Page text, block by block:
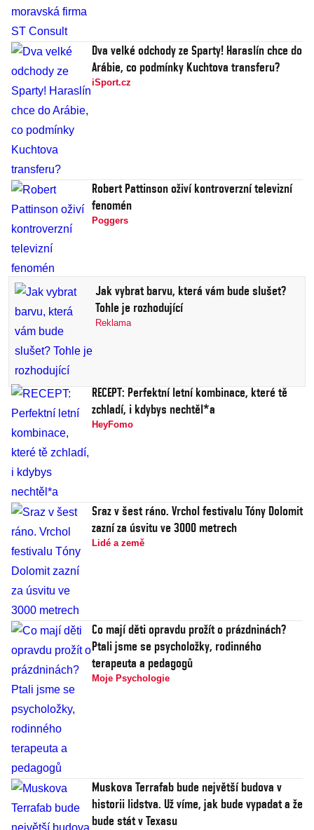
Dva velké odchody ze Sparty! Haraslín chce do
Arábie, co podmínky Kuchtova transferu?
iSport.cz
Robert Pattinson oživí kontroverzní televizní
fenomén
Poggers
Jak vybrat barvu, která vám bude slušet?
Tohle je rozhodující
Reklama
RECEPT: Perfektní letní kombinace, které tě
zchladí, i kdybys nechtěl*a
HeyFomo
Sraz v šest ráno. Vrchol festivalu Tóny Dolomit
zazní za úsvitu ve 3000 metrech
Lidé a země
Co mají děti opravdu prožít o prázdninách?
Ptali jsme se psycholožky, rodinného
terapeuta a pedagogů
Moje Psychologie
Muskova Terrafab bude největší budova v
historii lidstva. Už víme, jak bude vypadat a že
bude stát v Texasu